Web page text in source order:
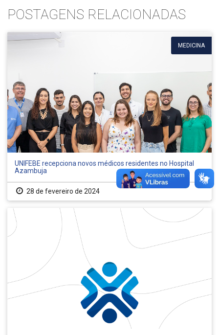
POSTAGENS RELACIONADAS
MEDICINA
UNIFEBE recepciona novos médicos residentes no Hospital
Azambuja
28 de fevereiro de 2024